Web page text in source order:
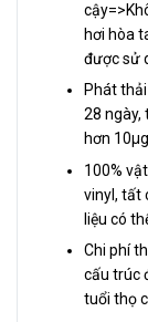
hơi hòa
được sử
Phát
28 ngày,
hơn
100%
vinyl, tất
liệu có
Chi phí
cấu trúc
tuổi thọ